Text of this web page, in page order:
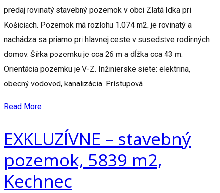
predaj rovinatý stavebný pozemok v obci Zlatá Idka pri
Košiciach. Pozemok má rozlohu 1.074 m2, je rovinatý a
nachádza sa priamo pri hlavnej ceste v susedstve rodinných
domov. Šírka pozemku je cca 26 m a dĺžka cca 43 m.
Orientácia pozemku je V-Z. Inžinierske siete: elektrina,
obecný vodovod, kanalizácia. Prístupová
Read More
EXKLUZÍVNE – stavebný
pozemok, 5839 m2,
Kechnec